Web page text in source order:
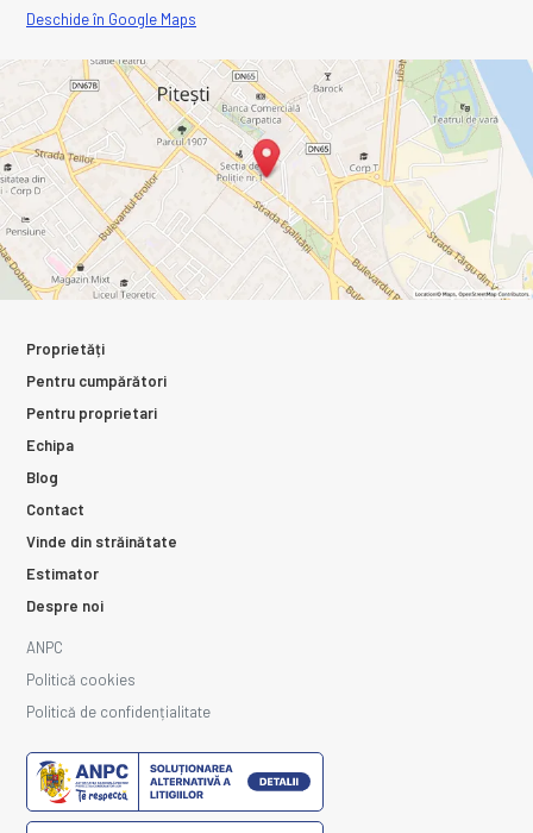
Deschide în Google Maps
Proprietăți
Pentru cumpărători
Pentru proprietari
Echipa
Blog
Contact
Vinde din străinătate
Estimator
Despre noi
ANPC
Politică cookies
Politică de confidențialitate